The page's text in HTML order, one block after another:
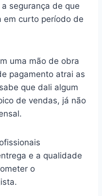
segurança de que
em curto período de
uma mão de obra
pagamento atrai as
que dali algum
de vendas, já não
e a qualidade
o